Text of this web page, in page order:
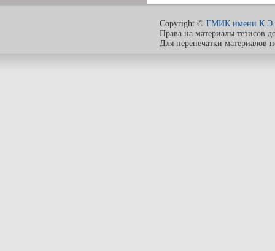
Copyright © ГМИК имени К.Э.
Права на материалы тезисов
Для перепечатки материалов